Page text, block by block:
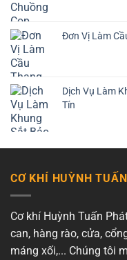
Đơn Vị Làm
Dịch Vụ Làm
Tín
CƠ KHÍ HUỲNH
Cơ khí Huỳnh Tuấn
can, hàng rào, cửa,
máng xối,... Chúng tôi